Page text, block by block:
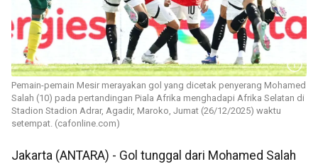
Pemain-pemain Mesir merayakan gol yang dicetak penyerang Mohamed
Salah (10) pada pertandingan Piala Afrika menghadapi Afrika Selatan di
Stadion Stadion Adrar, Agadir, Maroko, Jumat (26/12/2025) waktu
setempat. (cafonline.com)
Jakarta (ANTARA) - Gol tunggal dari Mohamed Salah